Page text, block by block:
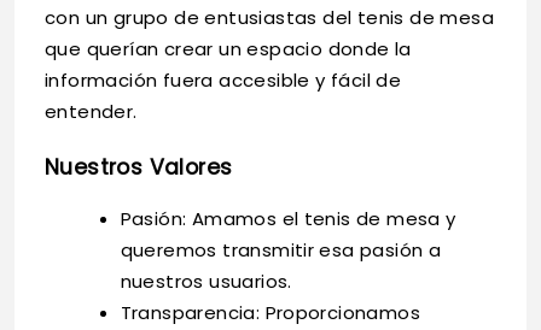
con un grupo de entusiastas del tenis de mesa
que querían crear un espacio donde la
información fuera accesible y fácil de
entender.
Nuestros Valores
Pasión: Amamos el tenis de mesa y
queremos transmitir esa pasión a
nuestros usuarios.
Transparencia: Proporcionamos